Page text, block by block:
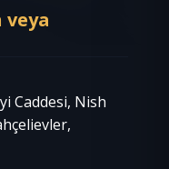
Caddesi, Nish